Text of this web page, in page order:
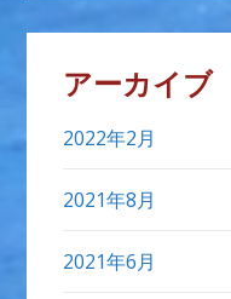
アーカイブ
2022年2月
2021年8月
2021年6月